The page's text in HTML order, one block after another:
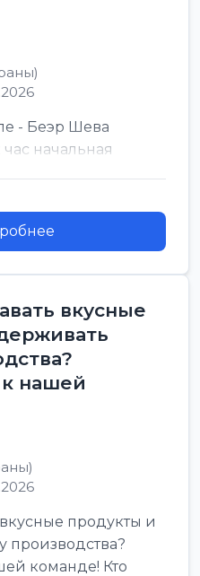
- Беэр Шева
начальная
вкусные
нашей
продукты и
производства?
команде! Кто